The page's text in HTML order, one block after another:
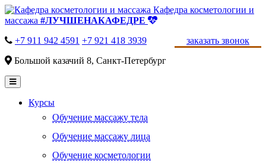
Кафедра косметологии и
массажа #ЛУЧШЕНАКАФЕДРЕ
заказать звонок
+7 911 942 4591 +7 921 418 3939
Большой казачий 8, Санкт-Петербург
Курсы
Обучение массажу тела
Обучение массажу лица
Обучение косметологии